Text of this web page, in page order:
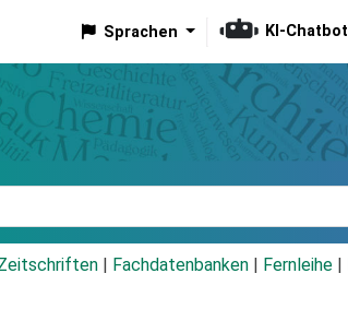
Sprachen KI-Chatbot
Fachdatenbanken Fernleihe